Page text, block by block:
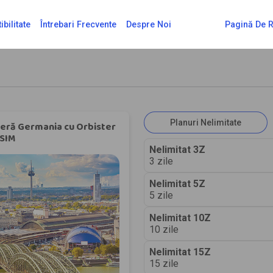
Întrebari Frecvente Despre Noi Pagină De
Germania cu Orbister Planuri Nelimitate
Nelimitat 3Z
3 zile
Nelimitat 5Z
5 zile
Nelimitat 10Z
10 zile
Nelimitat 15Z
15 zile